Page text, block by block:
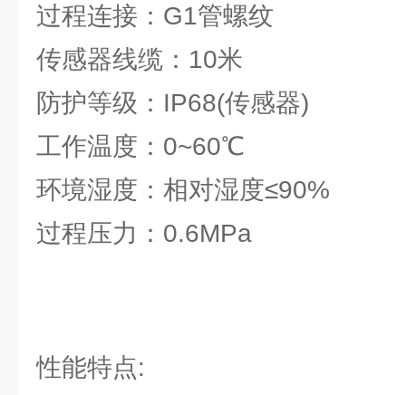
过程连接：G1管螺纹
传感器线缆：10米
防护等级：IP68(传感器)
工作温度：0~60℃
环境湿度：相对湿度≤90%
过程压力：0.6MPa
性能特点: